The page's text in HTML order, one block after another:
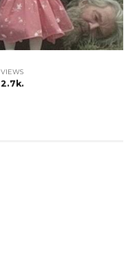
VIEWS
2.7k.